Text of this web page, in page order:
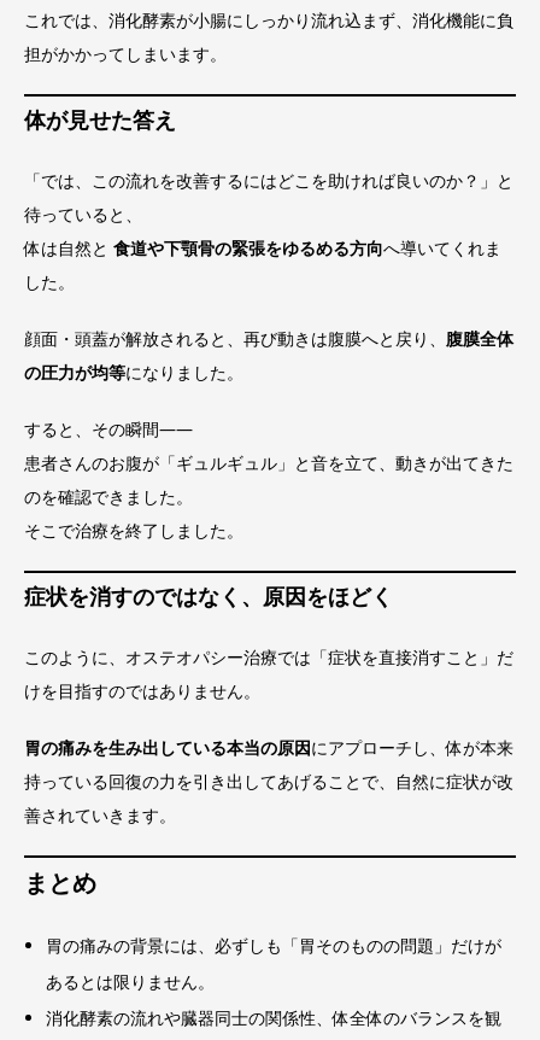
これでは、消化酵素が小腸にしっかり流れ込まず、消化機能に負
担がかかってしまいます。
体が見せた答え
「では、この流れを改善するにはどこを助ければ良いのか？」と
待っていると、
体は自然と 食道や下顎骨の緊張をゆるめる方向へ導いてくれま
した。
顔面・頭蓋が解放されると、再び動きは腹膜へと戻り、 腹膜全体
の圧力が均等になりました。
すると、その瞬間――
患者さんのお腹が「ギュルギュル」と音を立て、動きが出てきた
のを確認できました。
そこで治療を終了しました。
症状を消すのではなく、原因をほどく
このように、オステオパシー治療では「症状を直接消すこと」だ
けを目指すのではありません。
胃の痛みを生み出している本当の原因にアプローチし、体が本来
持っている回復の力を引き出してあげることで、自然に症状が改
善されていきます。
まとめ
胃の痛みの背景には、必ずしも「胃そのものの問題」だけが
あるとは限りません。
消化酵素の流れや臓器同士の関係性、体全体のバランスを観